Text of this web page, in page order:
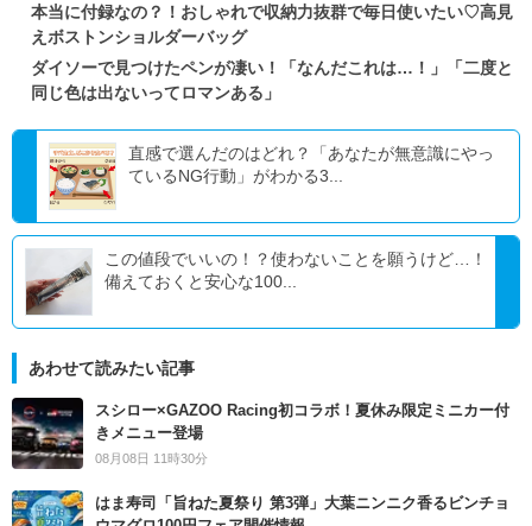
本当に付録なの？！おしゃれで収納力抜群で毎日使いたい♡高見
えボストンショルダーバッグ
ダイソーで見つけたペンが凄い！「なんだこれは…！」「二度と
同じ色は出ないってロマンある」
直感で選んだのはどれ？「あなたが無意識にやっ
ているNG行動」がわかる3...
この値段でいいの！？使わないことを願うけど…！
備えておくと安心な100...
あわせて読みたい記事
スシロー×GAZOO Racing初コラボ！夏休み限定ミニカー付
きメニュー登場
08月08日 11時30分
はま寿司「旨ねた夏祭り 第3弾」大葉ニンニク香るビンチョ